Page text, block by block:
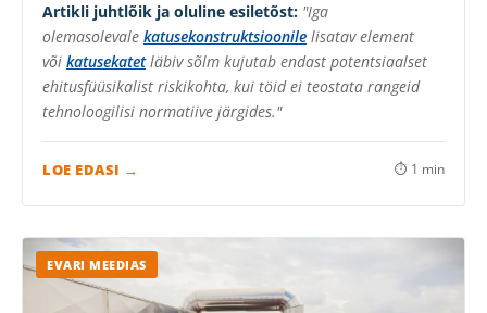
Artikli juhtlõik ja oluline esiletõst: "Iga
olemasolevale katusekonstruktsioonile lisatav element
või katusekatetläbiv sõlm kujutab endast potentsiaalset
ehitusfüüsikalist riskikohta, kui töid ei teostata rangeid
tehnoloogilisi normatiive järgides."
LOE EDASI → ⏱ 1 min
EVARI MEEDIAS